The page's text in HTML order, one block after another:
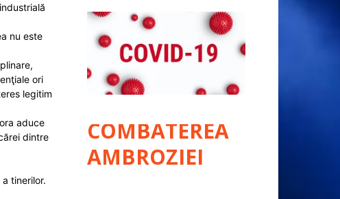
nu este
ori
legitim
aduce
dintre
tinerilor.
COMBATEREA
AMBROZIEI